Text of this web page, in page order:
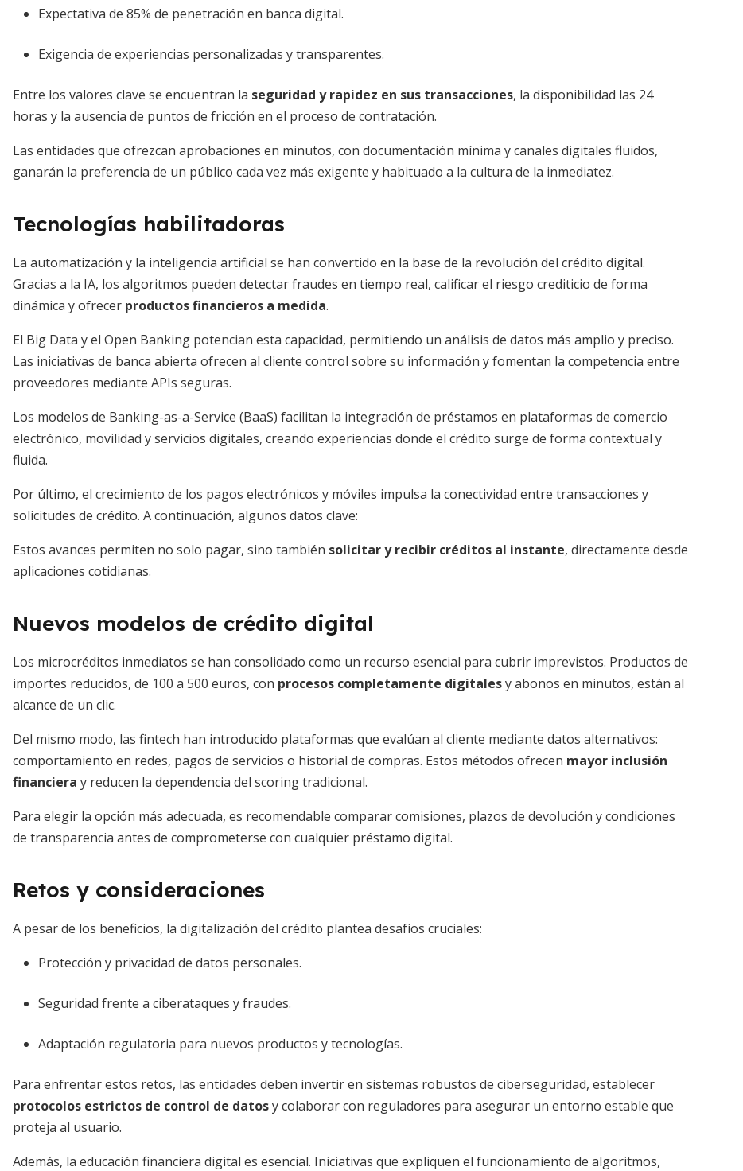
Expectativa de 85% de penetración en banca digital.
Exigencia de experiencias personalizadas y transparentes.
Entre los valores clave se encuentran la seguridad y rapidez en sus transacciones, la disponibilidad las 24
horas y la ausencia de puntos de fricción en el proceso de contratación.
Las entidades que ofrezcan aprobaciones en minutos, con documentación mínima y canales digitales fluidos,
ganarán la preferencia de un público cada vez más exigente y habituado a la cultura de la inmediatez.
Tecnologías habilitadoras
La automatización y la inteligencia artificial se han convertido en la base de la revolución del crédito digital.
Gracias a la IA, los algoritmos pueden detectar fraudes en tiempo real, calificar el riesgo crediticio de forma
dinámica y ofrecer productos financieros a medida.
El Big Data y el Open Banking potencian esta capacidad, permitiendo un análisis de datos más amplio y preciso.
Las iniciativas de banca abierta ofrecen al cliente control sobre su información y fomentan la competencia entre
proveedores mediante APIs seguras.
Los modelos de Banking-as-a-Service (BaaS) facilitan la integración de préstamos en plataformas de comercio
electrónico, movilidad y servicios digitales, creando experiencias donde el crédito surge de forma contextual y
fluida.
Por último, el crecimiento de los pagos electrónicos y móviles impulsa la conectividad entre transacciones y
solicitudes de crédito. A continuación, algunos datos clave:
Estos avances permiten no solo pagar, sino también solicitar y recibir créditos al instante, directamente desde
aplicaciones cotidianas.
Nuevos modelos de crédito digital
Los microcréditos inmediatos se han consolidado como un recurso esencial para cubrir imprevistos. Productos de
importes reducidos, de 100 a 500 euros, con procesos completamente digitalesy abonos en minutos, están al
alcance de un clic.
Del mismo modo, las fintech han introducido plataformas que evalúan al cliente mediante datos alternativos:
comportamiento en redes, pagos de servicios o historial de compras. Estos métodos ofrecen mayor inclusión
financiera y reducen la dependencia del scoring tradicional.
Para elegir la opción más adecuada, es recomendable comparar comisiones, plazos de devolución y condiciones
de transparencia antes de comprometerse con cualquier préstamo digital.
Retos y consideraciones
A pesar de los beneficios, la digitalización del crédito plantea desafíos cruciales:
Protección y privacidad de datos personales.
Seguridad frente a ciberataques y fraudes.
Adaptación regulatoria para nuevos productos y tecnologías.
Para enfrentar estos retos, las entidades deben invertir en sistemas robustos de ciberseguridad, establecer
protocolos estrictos de control de datosy colaborar con reguladores para asegurar un entorno estable que
proteja al usuario.
Además, la educación financiera digital es esencial. Iniciativas que expliquen el funcionamiento de algoritmos,